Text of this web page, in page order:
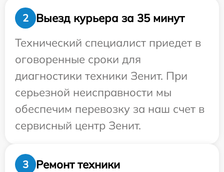
2
Выезд курьера за 35 минут
Технический специалист приедет в
оговоренные сроки для
диагностики техники Зенит. При
серьезной неисправности мы
обеспечим перевозку за наш счет в
сервисный центр Зенит.
3
Ремонт техники